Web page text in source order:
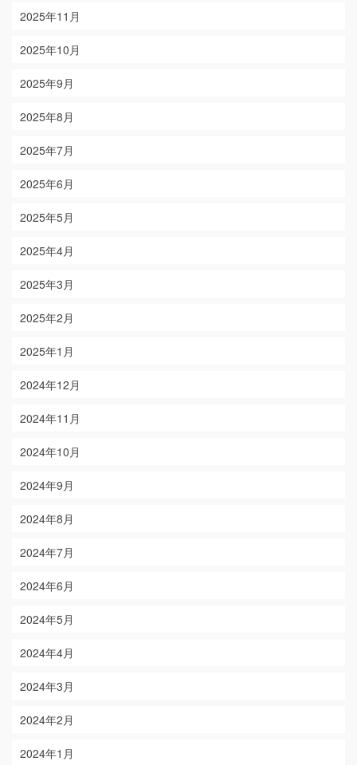
2025年11月
2025年10月
2025年9月
2025年8月
2025年7月
2025年6月
2025年5月
2025年4月
2025年3月
2025年2月
2025年1月
2024年12月
2024年11月
2024年10月
2024年9月
2024年8月
2024年7月
2024年6月
2024年5月
2024年4月
2024年3月
2024年2月
2024年1月